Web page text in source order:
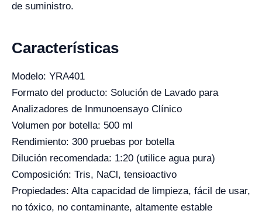
de suministro.
Características
Modelo: YRA401
Formato del producto: Solución de Lavado para
Analizadores de Inmunoensayo Clínico
Volumen por botella: 500 ml
Rendimiento: 300 pruebas por botella
Dilución recomendada: 1:20 (utilice agua pura)
Composición: Tris, NaCl, tensioactivo
Propiedades: Alta capacidad de limpieza, fácil de usar,
no tóxico, no contaminante, altamente estable